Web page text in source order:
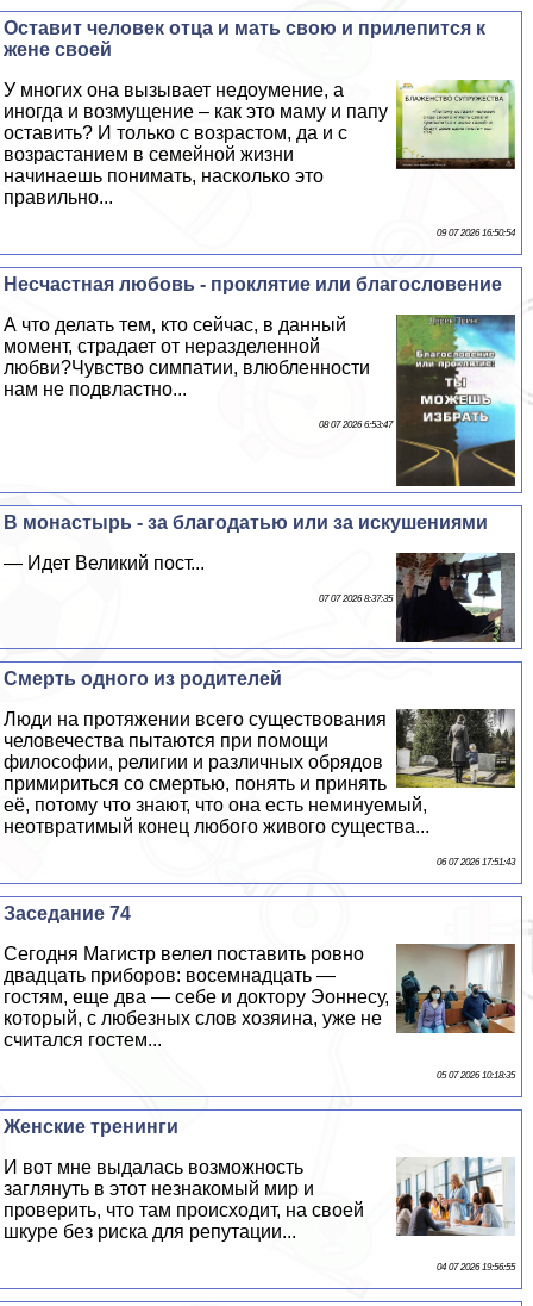
Оставит человек отца и мать свою и прилепится к
жене своей
У многих она вызывает недоумение, а
иногда и возмущение – как это маму и папу
оставить? И только с возрастом, да и с
возрастанием в семейной жизни
начинаешь понимать, насколько это
правильно...
09 07 2026 16:50:54
Несчастная любовь - проклятие или благословение
А что делать тем, кто сейчас, в данный
момент, страдает от неразделенной
любви?Чувство симпатии, влюбленности
нам не подвластно...
08 07 2026 6:53:47
В монастырь - за благодатью или за искушениями
— Идет Великий пост...
07 07 2026 8:37:35
Cмepть одного из родителей
Люди на протяжении всего существования
человечества пытаются при помощи
философии, религии и различных обрядов
примириться со cмepтью, понять и принять
её, потому что знают, что она есть неминуемый,
неотвратимый конец любого живого существа...
06 07 2026 17:51:43
Заседание 74
Сегодня Магистр велел поставить ровно
двадцать приборов: восемнадцать —
гостям, еще два — себе и доктору Эоннесу,
который, с любезных слов хозяина, уже не
считался гостем...
05 07 2026 10:18:35
Женские тренинги
И вот мне выдалась возможность
заглянуть в этот незнакомый мир и
проверить, что там происходит, на своей
шкуре без риска для репутации...
04 07 2026 19:56:55